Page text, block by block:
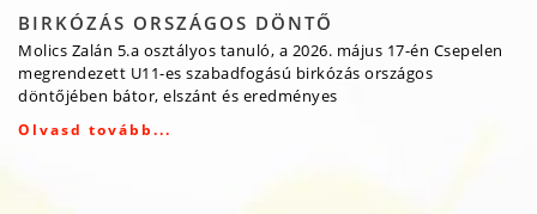
BIRKÓZÁS ORSZÁGOS DÖNTŐ
Molics Zalán 5.a osztályos tanuló, a 2026. május 17-én Csepelen
megrendezett U11-es szabadfogású birkózás országos
döntőjében bátor, elszánt és eredményes
Olvasd tovább...